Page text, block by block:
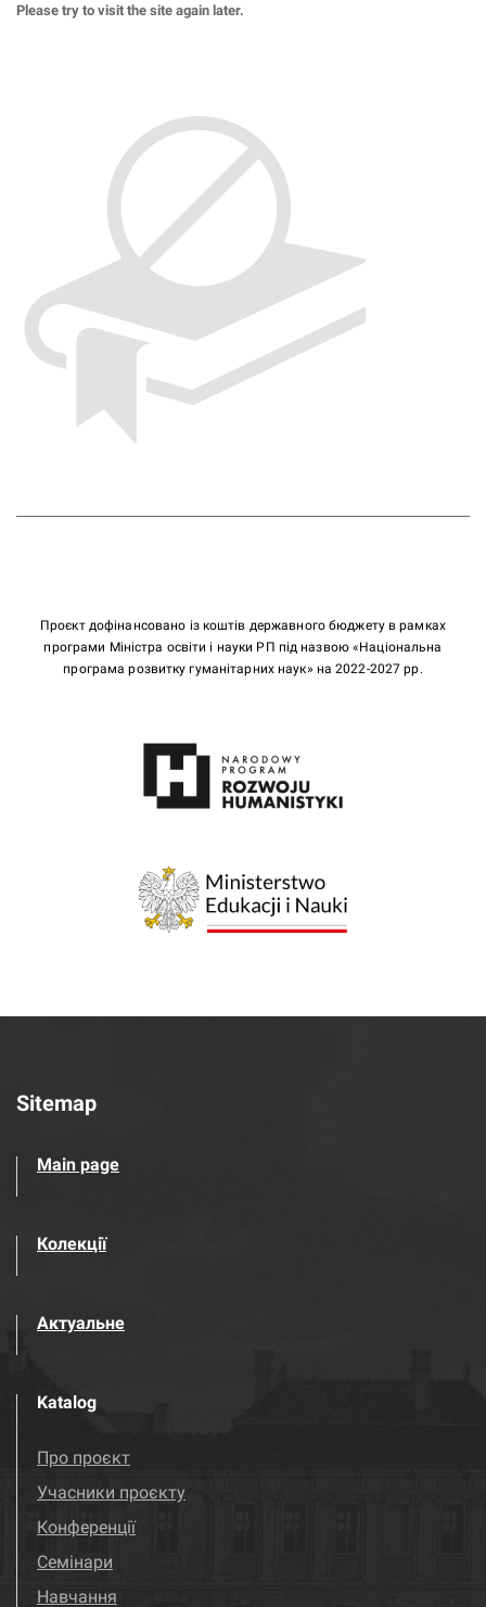
Please try to visit the site again later.
Проєкт дофінансовано із коштів державного бюджету в рамках
програми Міністра освіти і науки РП під назвою «Національна
програма розвитку гуманітарних наук» на 2022-2027 рр.
Sitemap
Main page
Колекції
Актуальне
Katalog
Про проєкт
Учасники проєкту
Конференції
Семінари
Навчання